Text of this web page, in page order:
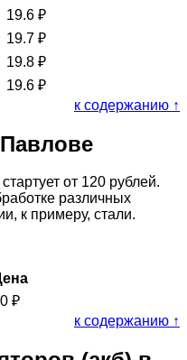
19.6 ₽
19.7 ₽
19.8 ₽
19.6 ₽
к содержанию ↑
от 120 рублей.
различных
к примеру, стали.
₽
к содержанию ↑